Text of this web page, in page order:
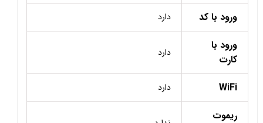
ورود با کد دارد
ورود با
کارت
دارد
WiFi دارد
ریموت